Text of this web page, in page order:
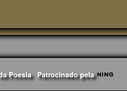
Poesia Patrocinado pela